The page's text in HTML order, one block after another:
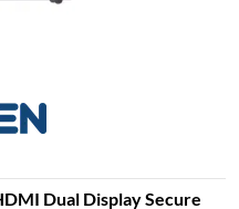
Dual Display Secure